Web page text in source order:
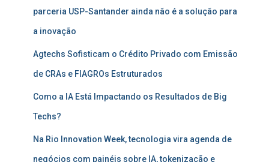
parceria USP-Santander ainda não é a solução para
a inovação
Agtechs Sofisticam o Crédito Privado com Emissão
de CRAs e FIAGROs Estruturados
Como a IA Está Impactando os Resultados de Big
Techs?
Na Rio Innovation Week, tecnologia vira agenda de
negócios com painéis sobre IA, tokenização e